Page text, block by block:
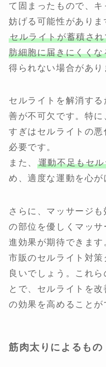
て固まったもので、
妨げる可能性がありま
セルライトが蓄積さ
肪細胞に届きにくくな
得られない場合があり
セルライトを解消す
善が不可欠です。特
すぎはセルライトの
必要です。
また、 運動不足もセ
め、適度な運動を心が
さらに、マッサージ
の部位を優しくマッ
進効果が期待できます
市販のセルライト対
良いでしょう。これ
とで、セルライトを
の効果を高めることが
筋肉太りによるもの